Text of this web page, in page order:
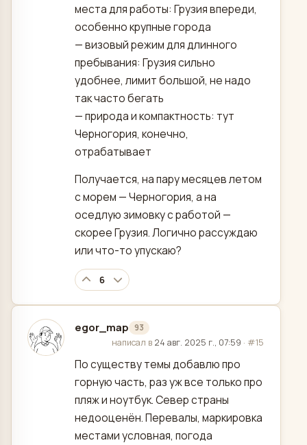
места для работы: Грузия впереди,
особенно крупные города
— визовый режим для длинного
пребывания: Грузия сильно
удобнее, лимит большой, не надо
так часто бегать
— природа и компактность: тут
Черногория, конечно,
отрабатывает
Получается, на пару месяцев летом
с морем — Черногория, а на
оседлую зимовку с работой —
скорее Грузия. Логично рассуждаю
или что-то упускаю?
6
egor_map 93
отредактировано
написал в 24 авг. 2025 г., 07:59 · #15
По существу темы добавлю про
горную часть, раз уж все только про
пляж и ноутбук. Север страны
недооценён. Перевалы, маркировка
местами условная, погода